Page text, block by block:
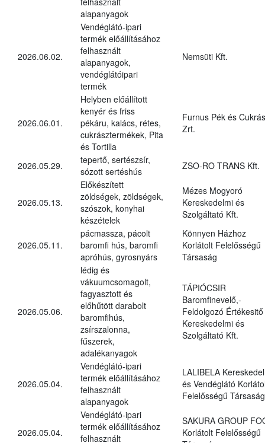
alapanyagok
2026.06.02.
Vendéglátó-ipari
termék előállításához
felhasznált
alapanyagok,
vendéglátóipari
termék
Nemsüti Kft.
2026.06.01.
Helyben előállított
kenyér és friss
pékáru, kalács, rétes,
cukrásztermékek, Pita
és Tortilla
Furnus Pék és
Zrt.
2026.05.29.
tepertő, sertészsír,
sózott sertéshús
ZSO-RO TRANS Kft.
2026.05.13.
Előkészített
zöldségek, zöldségek,
szószok, konyhai
készételek
Mézes Mogyoró
Kereskedelmi és
Szolgáltató Kft.
2026.05.11.
pácmassza, pácolt
baromfi hús, baromfi
apróhús, gyrosnyárs
Könnyen Házhoz
Korlátolt Felelősségű
Társaság
2026.05.06.
lédig és
vákuumcsomagolt,
fagyasztott és
előhűtött darabolt
baromfihús,
zsírszalonna,
fűszerek,
adalékanyagok
TÁPIÓCSIR
Baromfinevelő,-
Feldolgozó Értékesitő
Kereskedelmi és
Szolgáltató Kft.
2026.05.04.
Vendéglátó-ipari
termék előállításához
felhasznált
alapanyagok
LALIBELA
és Vendéglátó
Felelősségű Társaság
2026.05.04.
Vendéglátó-ipari
termék előállításához
felhasznált
SAKURA GROUP
Korlátolt Felelősségű